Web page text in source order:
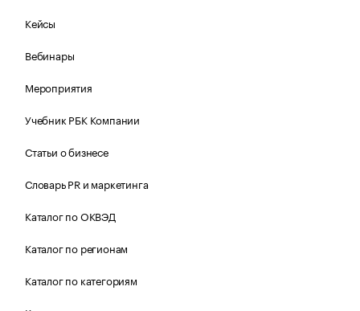
Кейсы
Вебинары
Мероприятия
Учебник РБК Компании
Статьи о бизнесе
Словарь PR и маркетинга
Каталог по ОКВЭД
Каталог по регионам
Каталог по категориям